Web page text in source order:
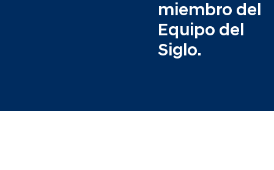
miembro del
Equipo del
Siglo.